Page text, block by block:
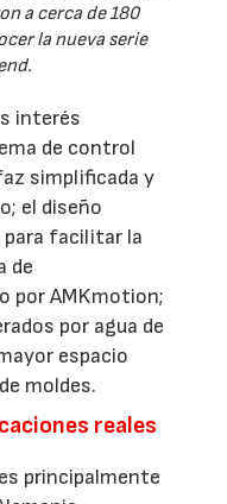
a cerca de 180
la nueva serie
interés
de control
simplificada y
el diseño
para facilitar la
de
por AMKmotion;
por agua de
espacio
moldes.
reales
principalmente